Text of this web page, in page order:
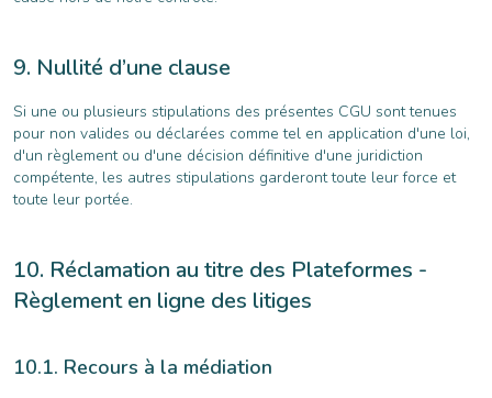
Nullité d’une clause
Si une ou plusieurs stipulations des présentes CGU sont tenues
pour non valides ou déclarées comme tel en application d'une loi,
d'un règlement ou d'une décision définitive d'une juridiction
compétente, les autres stipulations garderont toute leur force et
toute leur portée.
Réclamation au titre des Plateformes -
Règlement en ligne des litiges
Recours à la médiation